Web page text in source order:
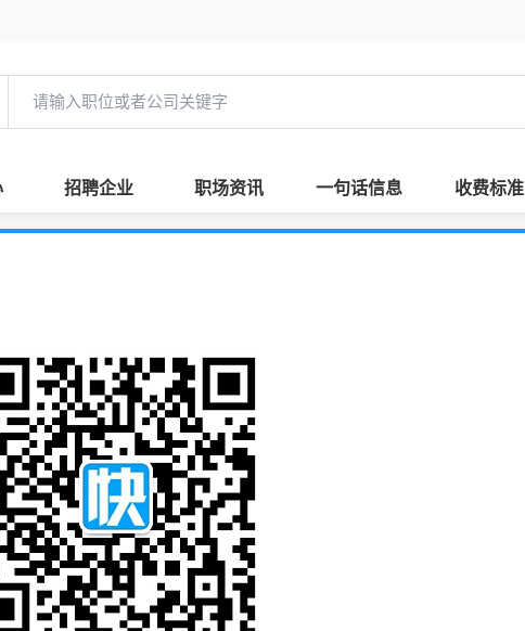
招聘企业 职场资讯 一句话信息 收费标准